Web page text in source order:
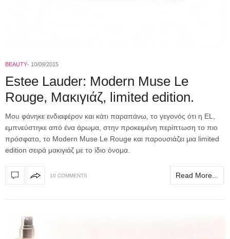
BEAUTY 10/09/2015
Estee Lauder: Modern Muse Le
Rouge, Μακιγιάζ, limited edition.
Μου φάνηκε ενδιαφέρον και κάτι παραπάνω, το γεγονός ότι η EL,
εμπνεύστηκε από ένα άρωμα, στην προκειμένη περίπτωση το πιο
πρόσφατο, το Modern Muse Le Rouge και παρουσιάζει μια limited
edition σειρά μακιγιάζ με το ίδιο όνομα.
10 COMMENTS Read More...